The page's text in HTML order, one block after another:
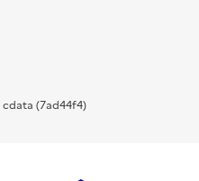
(7ad44f4)